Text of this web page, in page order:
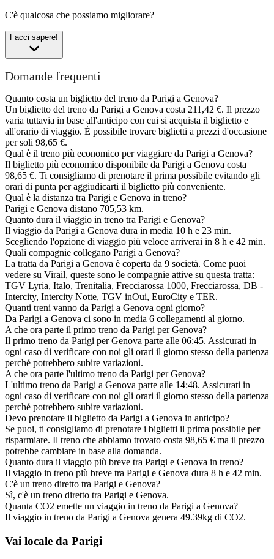
C'è qualcosa che possiamo migliorare?
Facci sapere!
Domande frequenti
Quanto costa un biglietto del treno da Parigi a Genova?
Un biglietto del treno da Parigi a Genova costa 211,42 €. Il prezzo
varia tuttavia in base all'anticipo con cui si acquista il biglietto e
all'orario di viaggio. È possibile trovare biglietti a prezzi d'occasione
per soli 98,65 €.
Qual è il treno più economico per viaggiare da Parigi a Genova?
Il biglietto più economico disponibile da Parigi a Genova costa
98,65 €. Ti consigliamo di prenotare il prima possibile evitando gli
orari di punta per aggiudicarti il biglietto più conveniente.
Qual è la distanza tra Parigi e Genova in treno?
Parigi e Genova distano 705,53 km.
Quanto dura il viaggio in treno tra Parigi e Genova?
Il viaggio da Parigi a Genova dura in media 10 h e 23 min.
Scegliendo l'opzione di viaggio più veloce arriverai in 8 h e 42 min.
Quali compagnie collegano Parigi a Genova?
La tratta da Parigi a Genova è coperta da 9 società. Come puoi
vedere su Virail, queste sono le compagnie attive su questa tratta:
TGV Lyria, Italo, Trenitalia, Frecciarossa 1000, Frecciarossa, DB -
Intercity, Intercity Notte, TGV inOui, EuroCity e TER.
Quanti treni vanno da Parigi a Genova ogni giorno?
Da Parigi a Genova ci sono in media 6 collegamenti al giorno.
A che ora parte il primo treno da Parigi per Genova?
Il primo treno da Parigi per Genova parte alle 06:45. Assicurati in
ogni caso di verificare con noi gli orari il giorno stesso della partenza
perché potrebbero subire variazioni.
A che ora parte l'ultimo treno da Parigi per Genova?
L'ultimo treno da Parigi a Genova parte alle 14:48. Assicurati in
ogni caso di verificare con noi gli orari il giorno stesso della partenza
perché potrebbero subire variazioni.
Devo prenotare il biglietto da Parigi a Genova in anticipo?
Se puoi, ti consigliamo di prenotare i biglietti il prima possibile per
risparmiare. Il treno che abbiamo trovato costa 98,65 € ma il prezzo
potrebbe cambiare in base alla domanda.
Quanto dura il viaggio più breve tra Parigi e Genova in treno?
Il viaggio in treno più breve tra Parigi e Genova dura 8 h e 42 min.
C'è un treno diretto tra Parigi e Genova?
Sì, c'è un treno diretto tra Parigi e Genova.
Quanta CO2 emette un viaggio in treno da Parigi a Genova?
Il viaggio in treno da Parigi a Genova genera 49.39kg di CO2.
Vai locale da Parigi